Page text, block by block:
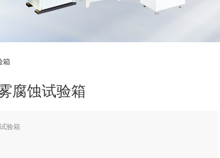
箱
腐蚀试验箱
验箱